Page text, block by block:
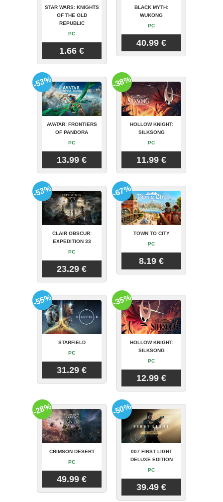
STAR WARS: KNIGHTS
OF THE OLD
REPUBLIC
PC
1.66 €
BLACK MYTH:
WUKONG
PC
40.99 €
AVATAR: FRONTIERS
OF PANDORA
PC
13.99 €
-53%
HOLLOW KNIGHT:
SILKSONG
PC
11.99 €
-38%
CLAIR OBSCUR:
EXPEDITION 33
PC
23.29 €
-53%
TOWN TO CITY
PC
8.19 €
-67%
STARFIELD
PC
31.29 €
-55%
HOLLOW KNIGHT:
SILKSONG
PC
12.99 €
-35%
CRIMSON DESERT
PC
49.99 €
-28%
007 FIRST LIGHT
DELUXE EDITION
PC
39.49 €
-50%